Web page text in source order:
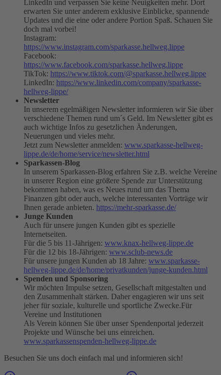
LinkedIn und verpassen Sie keine Neuigkeiten mehr. Dort
erwarten Sie unter anderem exklusive Einblicke, spannende
Updates und die eine oder andere Portion Spaß. Schauen Sie
doch mal vorbei!
Instagram:
https://www.instagram.com/sparkasse.hellweg.lippe
Facebook:
https://www.facebook.com/sparkasse.hellweg.lippe
TikTok: https://www.tiktok.com/@sparkasse.hellweg.lippe
LinkedIn: https://www.linkedin.com/company/sparkasse-
hellweg-lippe/
Newsletter
In unserem egelmäßigen Newsletter informieren wir Sie über
verschiedene Themen rund um´s Geld. Im Newsletter gibt es
auch wichtige Infos zu gesetzlichen Änderungen,
Neuerungen und vieles mehr.
Jetzt zum Newsletter anmelden: www.sparkasse-hellweg-
lippe.de/de/home/service/newsletter.html
Sparkassen-Blog
In unserem Sparkassen-Blog erfahren Sie z.B. welche Vereine
in unserer Region eine größere Spende zur Unterstützung
bekommen haben, was es Neues rund um das Thema
Finanzen gibt oder auch, welche interessanten Vorträge wir
Ihnen gerade anbieten. https://mehr-sparkasse.de/
Junge Kunden
Auch für unsere jungen Kunden gibt es spezielle
Internetseiten.
Für die 5 bis 11-Jährigen: www.knax-hellweg-lippe.de
Für die 12 bis 18-Jährigen: www.sclub-news.de
Für unsere jungen Kunden ab 18 Jahre: www.sparkasse-
hellweg-lippe.de/de/home/privatkunden/junge-kunden.html
Spenden und Sponsoring
Wir möchten Impulse setzen, Gesellschaft mitgestalten und
den Zusammenhalt stärken. Daher engagieren wir uns seit
jeher für soziale, kulturelle und sportliche Zwecke.Für
Vereine und Institutionen
Als Verein können Sie über unser Spendenportal jederzeit
Projekte und Wünsche bei uns einreichen.
www.sparkassenspenden-hellweg-lippe.de
Besuchen Sie uns doch einfach mal und informieren sich!